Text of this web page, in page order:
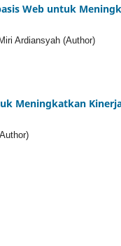
Web untuk
Ardiansyah (Author)
Meningkatkan